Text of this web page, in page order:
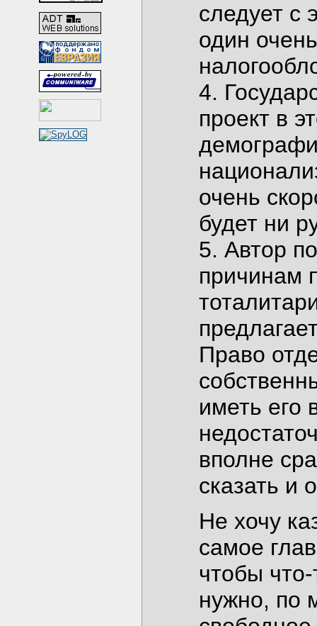
следует с
один
4.
проект в
очень
будет ни
5. Автор
причинам
Право
иметь его
вполне
сказать и
Не хочу
самое
чтобы
нужно, по